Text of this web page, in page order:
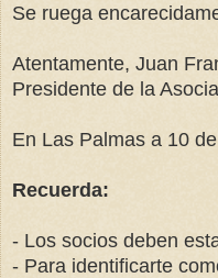
Se ruega
Atentamente, Juan
Presidente de la
En Las Palmas a 10
Recuerda:
- Los socios deben
- Para identificarte